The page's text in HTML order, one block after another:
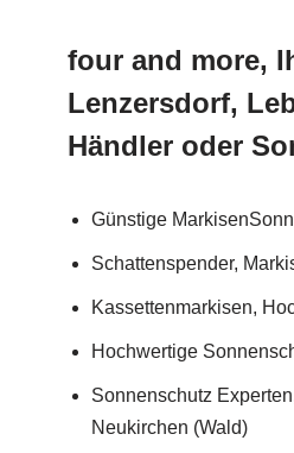
four and more,
Lenzersdorf,
Händler oder
Günstige
Schattenspender,
Kassettenmarkisen,
Hochwertige
Sonnenschutz
Neukirchen (Wald)